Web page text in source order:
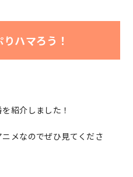
ハマろう！
紹介しました！
メなのでぜひ見てくださ